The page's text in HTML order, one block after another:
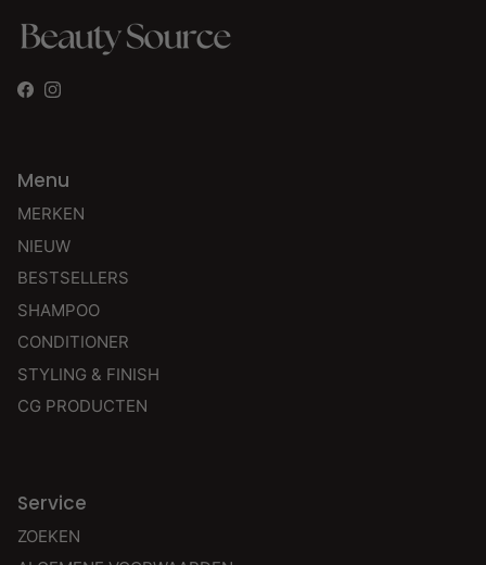
Facebook
Instagram
Menu
MERKEN
NIEUW
BESTSELLERS
SHAMPOO
CONDITIONER
STYLING & FINISH
CG PRODUCTEN
Service
ZOEKEN